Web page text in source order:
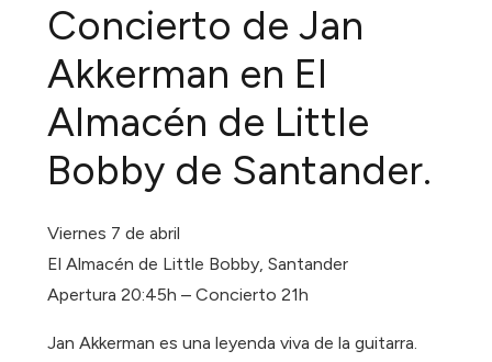
Concierto de Jan
Akkerman en El
Almacén de Little
Bobby de Santander.
Viernes 7 de abril
El Almacén de Little Bobby, Santander
Apertura 20:45h – Concierto 21h
Jan Akkerman es una leyenda viva de la guitarra.